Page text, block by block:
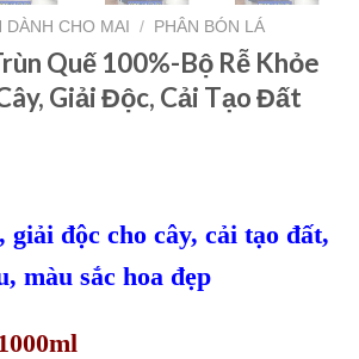
DÀNH CHO MAI / PHÂN BÓN LÁ
Quế 100%-Bộ Rễ Khỏe
Giải Độc, Cải Tạo Đất
giải độc cho cây, cải tạo đất,
màu sắc hoa đẹp